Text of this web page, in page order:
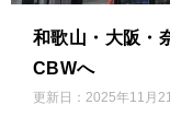
和歌山・大阪・
CBWへ
更新日： 2025年11月